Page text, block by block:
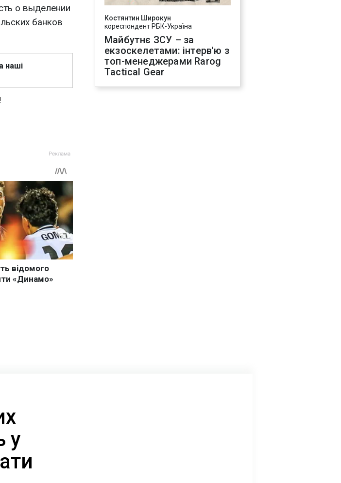
о выделении
банков
наші
Костянтин Широкун
кореспондент РБК-Україна
Майбутнє ЗСУ – за
екзоскелетами: інтерв'ю з
топ-менеджерами Rarog
Tactical Gear
у